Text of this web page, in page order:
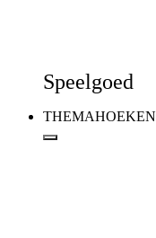
Speelgoed
THEMAHOEKEN